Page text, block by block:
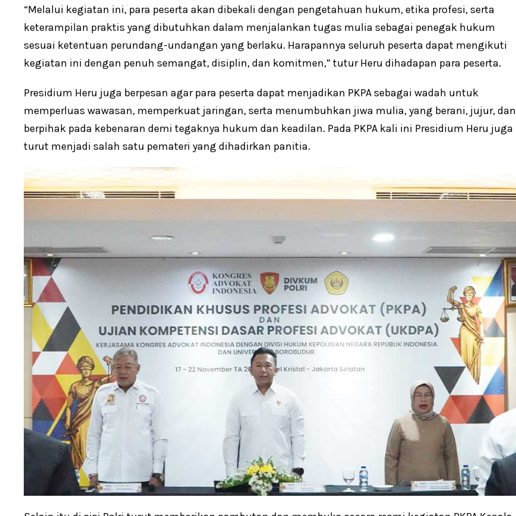
“Melalui kegiatan ini, para peserta akan dibekali dengan pengetahuan hukum, etika profesi, serta
keterampilan praktis yang dibutuhkan dalam menjalankan tugas mulia sebagai penegak hukum
sesuai ketentuan perundang-undangan yang berlaku. Harapannya seluruh peserta dapat mengikuti
kegiatan ini dengan penuh semangat, disiplin, dan komitmen,” tutur Heru dihadapan para peserta.
Presidium Heru juga berpesan agar para peserta dapat menjadikan PKPA sebagai wadah untuk
memperluas wawasan, memperkuat jaringan, serta menumbuhkan jiwa mulia, yang berani, jujur, dan
berpihak pada kebenaran demi tegaknya hukum dan keadilan. Pada PKPA kali ini Presidium Heru juga
turut menjadi salah satu pemateri yang dihadirkan panitia.